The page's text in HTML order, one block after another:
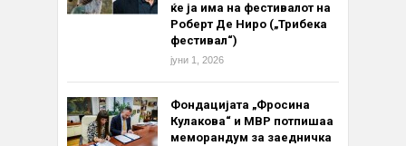
ќе ја има на фестивалот на
Роберт Де Ниро („Трибека
фестивал“)
јуни 1, 2026
Фондацијата „Фросина
Кулакова“ и МВР потпишаа
меморандум за заедничка